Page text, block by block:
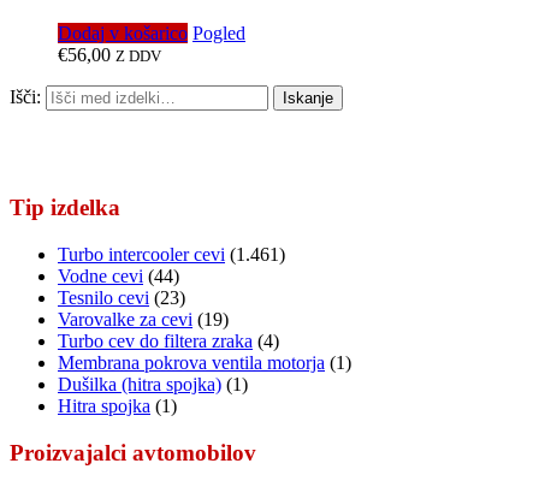
Dodaj v košarico Pogled
€56,00 Z DDV
Išči: Iskanje
Tip izdelka
Turbo intercooler cevi (1.461)
Vodne cevi (44)
Tesnilo cevi (23)
Varovalke za cevi (19)
Turbo cev do filtera zraka (4)
Membrana pokrova ventila motorja (1)
Dušilka (hitra spojka) (1)
Hitra spojka (1)
Proizvajalci avtomobilov